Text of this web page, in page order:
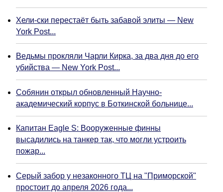
Хели-ски перестаёт быть забавой элиты — New
York Post...
Ведьмы прокляли Чарли Кирка, за два дня до его
убийства — New York Post...
Собянин открыл обновленный Научно-
академический корпус в Боткинской больнице...
Капитан Eagle S: Вооруженные финны
высадились на танкер так, что могли устроить
пожар...
Серый забор у незаконного ТЦ на "Приморской"
простоит до апреля 2026 года...